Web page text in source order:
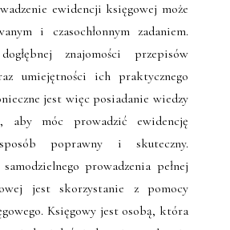
ewidencji księgowej może
i czasochłonnym zadaniem.
znajomości przepisów
umiejętności ich praktycznego
jest więc posiadanie wiedzy
aby móc prowadzić ewidencję
poprawny i skuteczny.
prowadzenia pełnej
jest skorzystanie z pomocy
Księgowy jest osobą, która